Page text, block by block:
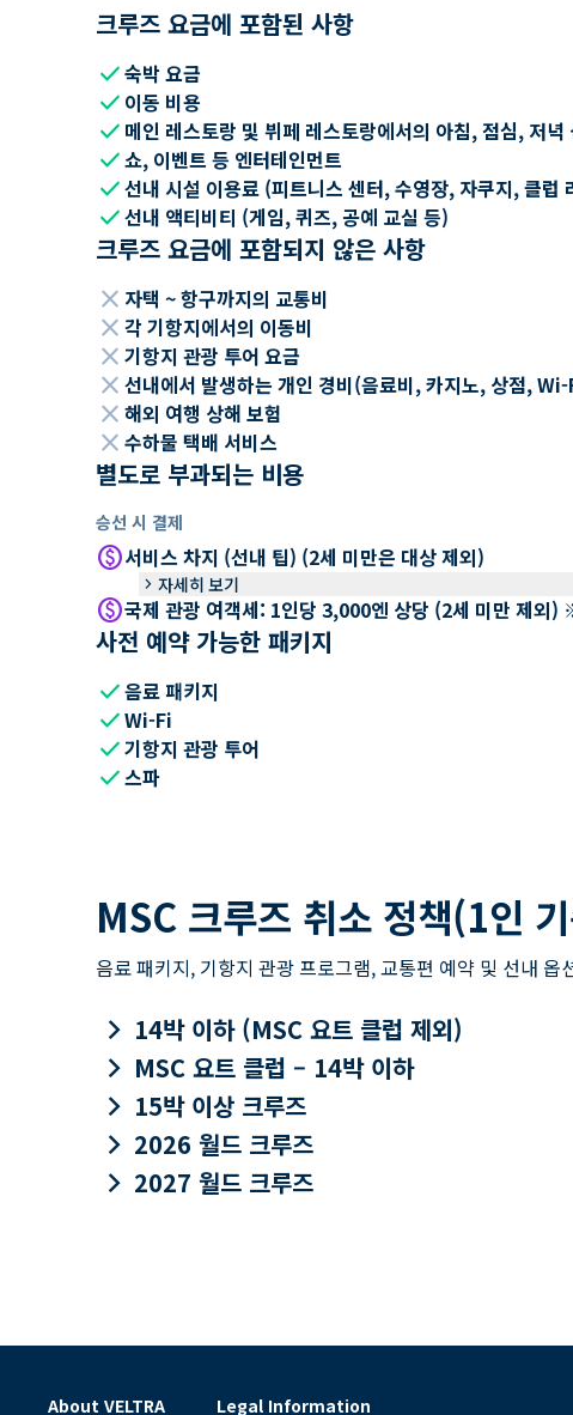
크루즈 요금에 포함된 사항
check숙박 요금
check 이동 비용
check 메인 레스토랑 및 뷔페 레스토랑에서의 아침, 점심, 저녁
check쇼, 이벤트 등 엔터테인먼트
check선내 시설 이용료 (피트니스 센터, 수영장, 자쿠지, 클럽
check선내 액티비티 (게임, 퀴즈, 공예 교실 등)
크루즈 요금에 포함되지 않은 사항
close 자택 ~ 항구까지의 교통비
close 각 기항지에서의 이동비
close 기항지 관광 투어 요금
close 선내에서 발생하는 개인 경비(음료비, 카지노, 상점,
close 해외 여행 상해 보험
close 수하물 택배 서비스
별도로 부과되는 비용
승선 시 결제
paid서비스 차지 (선내 팁) (2세 미만은 대상 제외)
keyboard_arrow_right 자세히 보기
paid국제 관광 여객세: 1인당 3,000엔 상당 (2세 미만 제외)
사전 예약 가능한 패키지
check음료 패키지
checkWi-Fi
check기항지 관광 투어
check스파
MSC 크루즈 취소 정책(1인
음료 패키지, 기항지 관광 프로그램, 교통편 예약 및 선내 옵
keyboard_arrow_right 14박 이하 (MSC 요트 클럽 제외)
keyboard_arrow_right MSC 요트 클럽 – 14박 이하
keyboard_arrow_right 15박 이상 크루즈
keyboard_arrow_right 2026 월드 크루즈
keyboard_arrow_right 2027 월드 크루즈
About VELTRA Legal Information